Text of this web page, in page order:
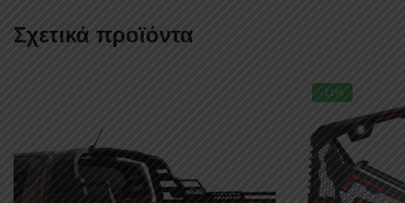
Σχετικά προϊόντα
-11%